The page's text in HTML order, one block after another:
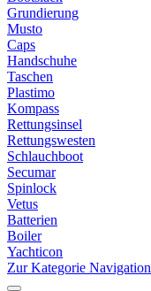
Grundierung
Musto
Caps
Handschuhe
Taschen
Plastimo
Kompass
Rettungsinsel
Rettungswesten
Schlauchboot
Secumar
Spinlock
Vetus
Batterien
Boiler
Yachticon
Zur Kategorie Navigation